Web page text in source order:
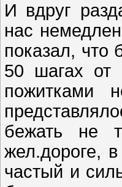
И вдруг
нас
показал, что
50 шагах от
пожитками
бежать не
жел.дороге,
частый и